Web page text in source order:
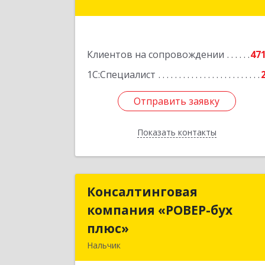
Клиентов на сопровождении
471
1С:Специалист
Отправить заявку
Показать контакты
Отправить заявку
Назад
Консалтинговая
компания «РОВЕР-бух
плюс»
Нальчик
Консалтинговая
компания «РОВЕР-бух